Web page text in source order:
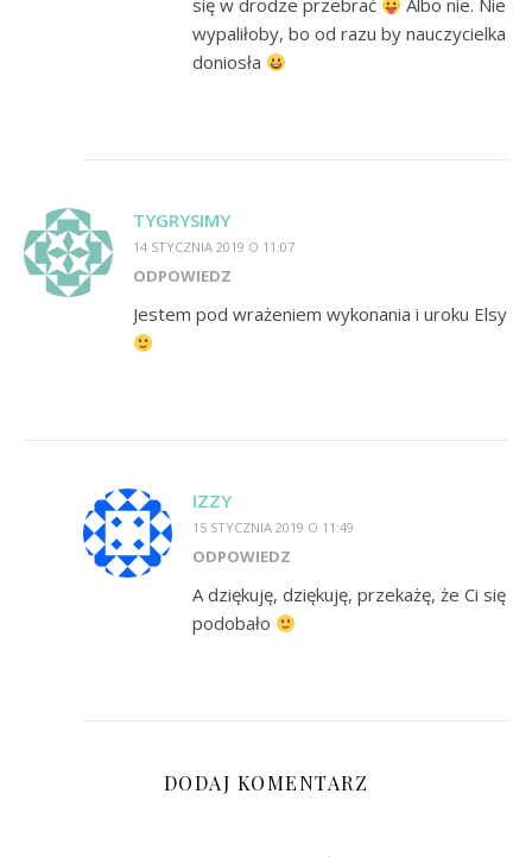
się w drodze przebrać
Albo nie. Nie
wypaliłoby, bo od razu by nauczycielka
doniosła
TYGRYSIMY
14 STYCZNIA 2019 O 11:07
ODPOWIEDZ
Jestem pod wrażeniem wykonania i uroku Elsy
IZZY
15 STYCZNIA 2019 O 11:49
ODPOWIEDZ
A dziękuję, dziękuję, przekażę, że Ci się
podobało
DODAJ KOMENTARZ